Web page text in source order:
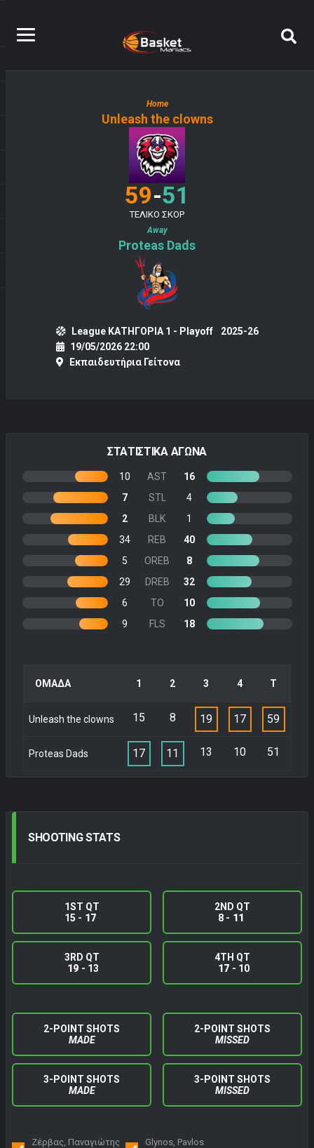
Home
Unleash the clowns
59-51
ΤΕΛΙΚΟ ΣΚΟΡ
Away
Proteas Dads
League ΚΑΤΗΓΟΡΙΑ 1 - Playoff
2025-26
19/05/2026 22:00
Εκπαιδευτήρια Γείτονα
ΣΤΑΤΙΣΤΙΚΑ ΑΓΩΝΑ
10 AST
16
7
STL
4
2
BLK
1
34
REB
40
5
OREB
8
29
DREB
32
6
TO
10
9
FLS 18
ΟΜΑΔΑ 1 2 3 4 Τ
Unleash the clowns 15 8 19 17 59
Proteas Dads 17 11 13 10 51
SHOOTINGSTATS
1ST QT
15 - 17
2ND QT
8 - 11
3RD QT
19 - 13
4TH QT
17 - 10
2-POINT SHOTS
MADE
2-POINT SHOTS
MISSED
3-POINT SHOTS
MADE
3-POINT SHOTS
MISSED
Ζέρβας, Παναγιώτης
Glynos, Pavlos